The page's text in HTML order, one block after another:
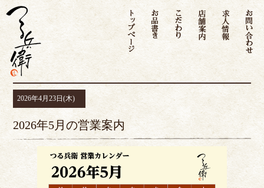
トップページ
お品書き こだわり 店舗案内求人情
2026年4月23日(木)
2026年5月の営業案内